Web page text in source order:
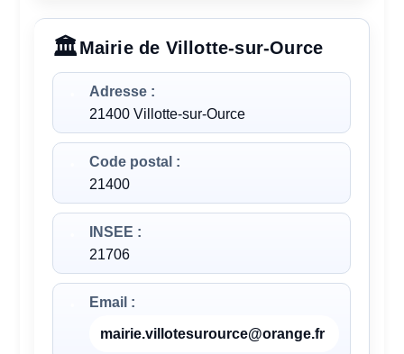
Mairie de Villotte-sur-Ource
Adresse :
21400 Villotte-sur-Ource
Code postal :
21400
INSEE :
21706
Email :
mairie.villotesurource@orange.fr